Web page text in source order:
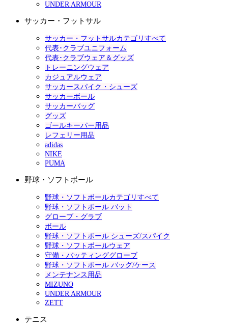
UNDER ARMOUR
サッカー・フットサル
サッカー・フットサルカテゴリすべて
代表･クラブユニフォーム
代表･クラブウェア＆グッズ
トレーニングウェア
カジュアルウェア
サッカースパイク・シューズ
サッカーボール
サッカーバッグ
グッズ
ゴールキーパー用品
レフェリー用品
adidas
NIKE
PUMA
野球・ソフトボール
野球・ソフトボールカテゴリすべて
野球・ソフトボール バット
グローブ・グラブ
ボール
野球・ソフトボール シューズ/スパイク
野球・ソフトボールウェア
守備・バッティンググローブ
野球・ソフトボール バッグ/ケース
メンテナンス用品
MIZUNO
UNDER ARMOUR
ZETT
テニス